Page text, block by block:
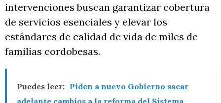
intervenciones buscan garantizar cobertura
de servicios esenciales y elevar los
estándares de calidad de vida de miles de
familias cordobesas.
Puedes leer: Piden a nuevo Gobierno sacar
adelante cambios a la reforma del Sistema